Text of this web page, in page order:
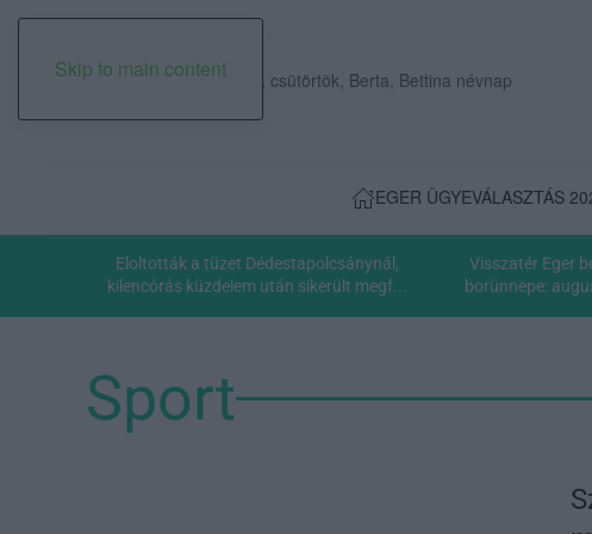
Skip to main content
2026. augusztus 06., csütörtök, Berta, Bettina névnap
EGER ÜGYEVÁLASZTÁS
Eloltották a tüzet Dédestapolcsánynál,
kilencórás küzdelem után sikerült megf...
Visszatér Eger
borünnepe:
Sport